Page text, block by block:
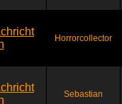
Horrorcollector
Sebastian